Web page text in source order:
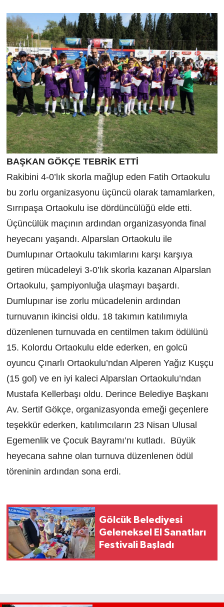
BAŞKAN GÖKÇE TEBRİK ETTİ
Rakibini 4-0’lık skorla mağlup eden Fatih Ortaokulu
bu zorlu organizasyonu üçüncü olarak tamamlarken,
Sırrıpaşa Ortaokulu ise dördüncülüğü elde etti.
Üçüncülük maçının ardından organizasyonda final
heyecanı yaşandı. Alparslan Ortaokulu ile
Dumlupınar Ortaokulu takımlarını karşı karşıya
getiren mücadeleyi 3-0’lık skorla kazanan Alparslan
Ortaokulu, şampiyonluğa ulaşmayı başardı.
Dumlupınar ise zorlu mücadelenin ardından
turnuvanın ikincisi oldu. 18 takımın katılımıyla
düzenlenen turnuvada en centilmen takım ödülünü
15. Kolordu Ortaokulu elde ederken, en golcü
oyuncu Çınarlı Ortaokulu’ndan Alperen Yağız Kuşçu
(15 gol) ve en iyi kaleci Alparslan Ortaokulu’ndan
Mustafa Kellerbaşı oldu. Derince Belediye Başkanı
Av. Sertif Gökçe, organizasyonda emeği geçenlere
teşekkür ederken, katılımcıların 23 Nisan Ulusal
Egemenlik ve Çocuk Bayramı’nı kutladı. Büyük
heyecana sahne olan turnuva düzenlenen ödül
töreninin ardından sona erdi.
Gölcük Belediyesi
Geleneksel El Sanatları
Festivali Başladı